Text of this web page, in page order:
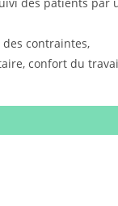
contraintes,
confort du